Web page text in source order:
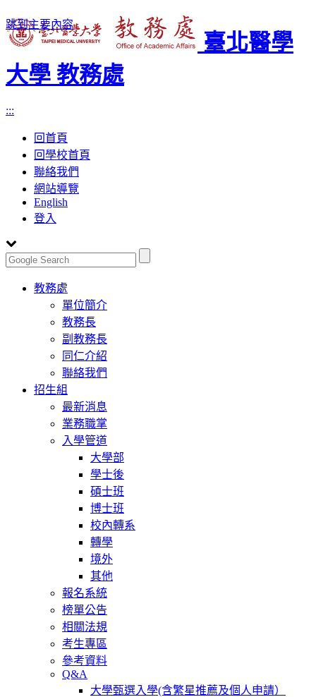
跳到主要內容
臺北醫學
大學 教務處
:::
回首頁
回學校首頁
聯絡我們
網站導覽
English
登入
Toggle
navigation
教務處
單位簡介
教務長
副教務長
同仁介紹
聯絡我們
招生組
最新消息
業務職掌
入學管道
大學部
學士後
碩士班
博士班
校內轉系
轉學
境外
其他
報名系統
榜單公告
相關法規
考生專區
參考資料
Q&A
大學甄選入學(含繁星推薦及個人申請）